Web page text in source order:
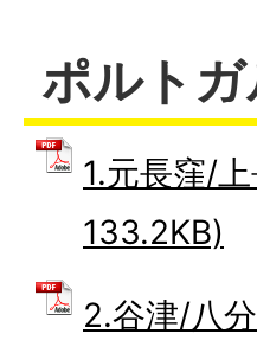
ポルト
1.元長窪/
133.2KB)
2.谷津/八